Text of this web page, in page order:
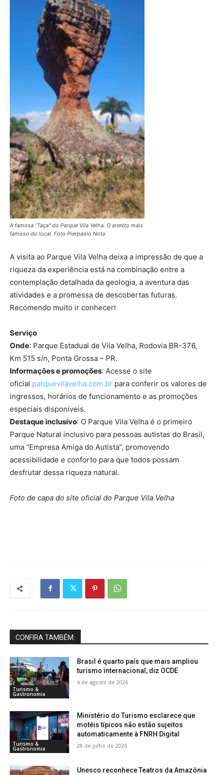
A famosa “Taça” do Parque Vila Velha. O arenito mais
famoso do local. Foto Pierpaolo Nota
A visita ao Parque Vila Velha deixa a impressão de que a
riqueza da experiência está na combinação entre a
contemplação detalhada da geologia, a aventura das
atividades e a promessa de descobertas futuras.
Recomendo muito ir conhecer!
Serviço
Onde: Parque Estadual de Vila Velha, Rodovia BR-376,
Km 515 s/n, Ponta Grossa – PR.
Informações e promoções: Acesse o site
oficial parquevilavelha.com.br para conferir os valores de
ingressos, horários de funcionamento e as promoções
especiais disponíveis.
Destaque inclusivo: O Parque Vila Velha é o primeiro
Parque Natural inclusivo para pessoas autistas do Brasil,
uma “Empresa Amiga do Autista”, promovendo
acessibilidade e conforto para que todos possam
desfrutar dessa riqueza natural.
Foto de capa do site oficial do Parque Vila Velha
CONFIRA TAMBÉM:
Turismo &
Gastronomia
Brasil é quarto país que mais ampliou
turismo internacional, diz OCDE
4 de agosto de 2026
Turismo &
Gastronomia
Ministério do Turismo esclarece que
motéis típicos não estão sujeitos
automaticamente à FNRH Digital
28 de julho de 2026
Unesco reconhece Teatros da Amazônia